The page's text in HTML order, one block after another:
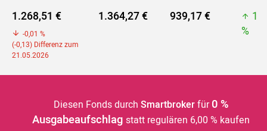
1.268,51 €
-0,01 %
(-0,13) Differenz zum
21.05.2026
1.364,27 € 939,17 €
%
Diesen Fonds durch Smartbrokerfür 0 %
Ausgabeaufschlagstatt regulären 6,00 % kaufen